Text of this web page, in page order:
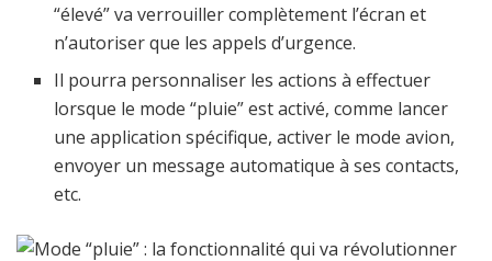
“élevé” va verrouiller complètement l’écran et
n’autoriser que les appels d’urgence.
Il pourra personnaliser les actions à effectuer
lorsque le mode “pluie” est activé, comme lancer
une application spécifique, activer le mode avion,
envoyer un message automatique à ses contacts,
etc.